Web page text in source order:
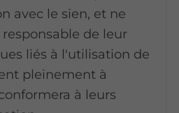
avec le sien, et ne
de leur
liés à l'utilisation de
pleinement à
à leurs